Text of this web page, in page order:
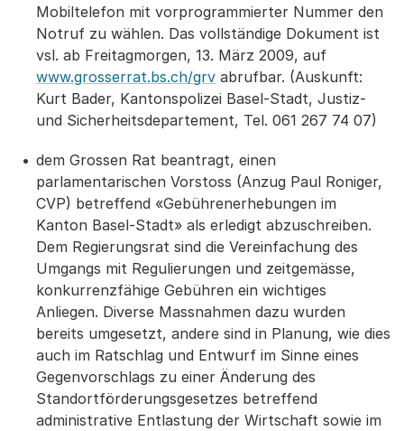
Mobiltelefon mit vorprogrammierter Nummer den
Notruf zu wählen. Das vollständige Dokument ist
vsl. ab Freitagmorgen, 13. März 2009, auf
www.grosserrat.bs.ch/grv abrufbar. (Auskunft:
Kurt Bader, Kantonspolizei Basel-Stadt, Justiz-
und Sicherheitsdepartement, Tel. 061 267 74 07)
dem Grossen Rat beantragt, einen
parlamentarischen Vorstoss (Anzug Paul Roniger,
CVP) betreffend «Gebührenerhebungen im
Kanton Basel-Stadt» als erledigt abzuschreiben.
Dem Regierungsrat sind die Vereinfachung des
Umgangs mit Regulierungen und zeitgemässe,
konkurrenzfähige Gebühren ein wichtiges
Anliegen. Diverse Massnahmen dazu wurden
bereits umgesetzt, andere sind in Planung, wie dies
auch im Ratschlag und Entwurf im Sinne eines
Gegenvorschlags zu einer Änderung des
Standortförderungsgesetzes betreffend
administrative Entlastung der Wirtschaft sowie im